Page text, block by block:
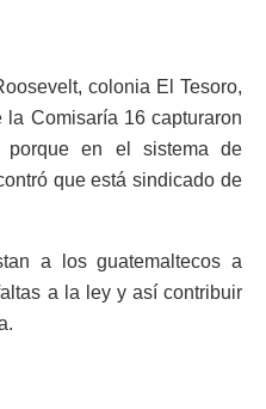
colonia El Tesoro,
Comisaría 16 capturaron
porque en el sistema de
que está sindicado de
a los guatemaltecos a
a la ley y así contribuir